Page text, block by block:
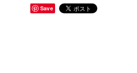
Save